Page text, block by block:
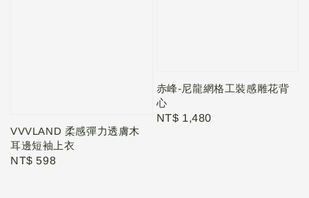
VVVLAND 柔感彈力透膚木
耳邊短袖上衣
Regular
NT$ 598
赤峰-尼龍網格工裝感雕花背
心
Regular
NT$ 1,480